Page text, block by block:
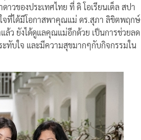
วของประเทศไทย ที่ ดิ โอเรียนเต็ล สปา
จที่ได้มีโอกาสพาคุณแม่ ดร.สุภา ลิขิตพฤกษ์
ล้ว ยังได้ดูแลคุณแม่อีกด้วย เป็นการช่วยลด
ทับใจ และมีความสุขมากๆกับกิจกรรมใน